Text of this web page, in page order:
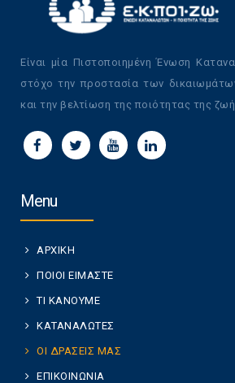
Είναι μία Πιστοποιημένη Ένωση
στόχο την προστασία των
και την βελτίωση της ποιότητας της
Menu
ΑΡΧΙΚΗ
ΠΟΙΟΙ ΕΙΜΑΣΤΕ
ΤΙ ΚΑΝΟΥΜΕ
ΚΑΤΑΝΑΛΩΤΕΣ
ΟΙ ΔΡΑΣΕΙΣ ΜΑΣ
ΕΠΙΚΟΙΝΩΝΙΑ